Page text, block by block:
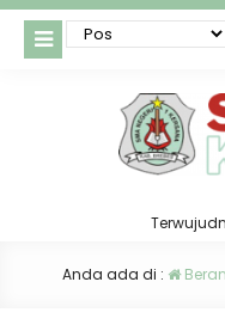
Anda ada di :